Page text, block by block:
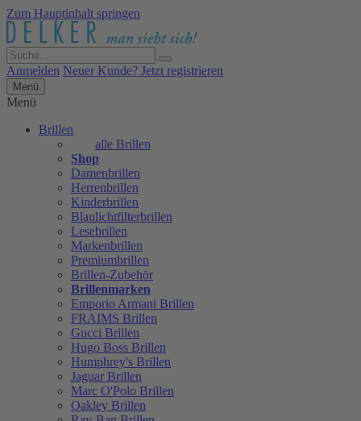
Zum Hauptinhalt springen
Anmelden Neuer Kunde? Jetzt registrieren
Menü
Menü
Brillen
alle Brillen
Shop
Damenbrillen
Herrenbrillen
Kinderbrillen
Blaulichtfilterbrillen
Lesebrillen
Markenbrillen
Premiumbrillen
Brillen-Zubehör
Brillenmarken
Emporio Armani Brillen
FRAIMS Brillen
Gucci Brillen
Hugo Boss Brillen
Humphrey's Brillen
Jaguar Brillen
Marc O'Polo Brillen
Oakley Brillen